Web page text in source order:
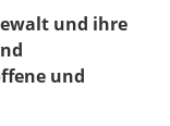
und ihre
und